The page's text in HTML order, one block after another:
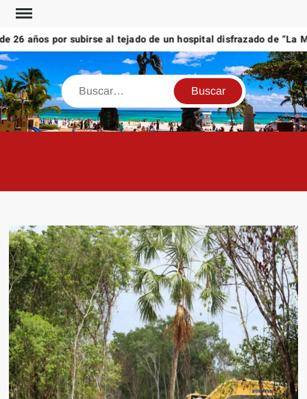
Saltar
contenido
años por subirse al tejado de un hospital disfrazado de “La
Buscar